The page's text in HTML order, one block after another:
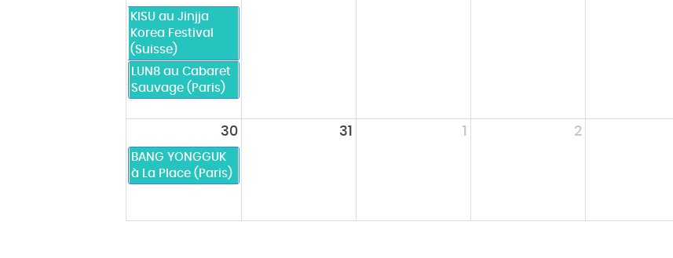
KISU au Jinjja
Korea Festival
(Suisse)
LUN8 au Cabaret
Sauvage (Paris)
30
BANG YONGGUK
à La Place (Paris)
31 2